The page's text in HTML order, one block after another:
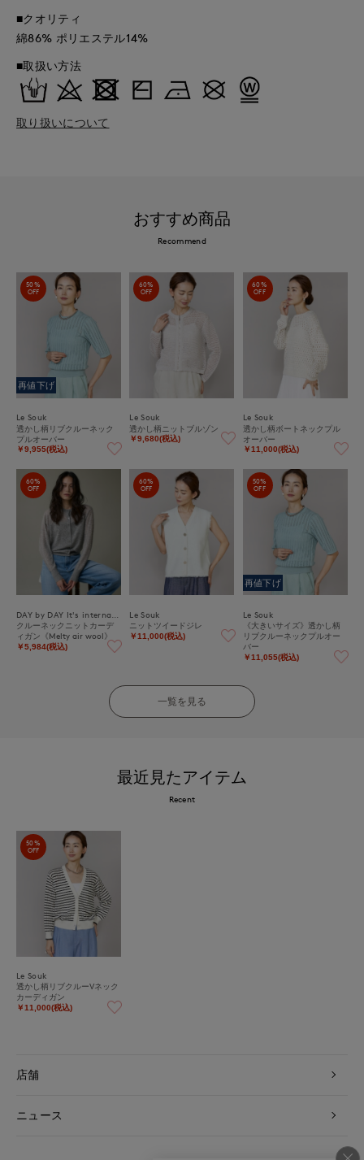
■クオリティ
綿86% ポリエステル14%
■取扱い方法
取り扱いについて
おすすめ商品
Recommend
50%
OFF
再値下げ
Le Souk
透かし柄リブクルーネック
プルオーバー
￥9,955(税込)
60%
OFF
Le Souk
透かし柄ニットブルゾン
￥9,680(税込)
60%
OFF
Le Souk
透かし柄ボートネックプル
オーバー
￥11,000(税込)
60%
OFF
クルーネックニットカーデ
ィガン《Melty air wool》
￥5,984(税込)
60%
OFF
Le Souk
ニットツイードジレ
￥11,000(税込)
50%
OFF
再値下げ
Le Souk
《大きいサイズ》透かし柄
リブクルーネックプルオー
バー
￥11,055(税込)
一覧を見る
最近見たアイテム
Recent
50%
OFF
Le Souk
透かし柄リブクルーVネック
カーディガン
￥11,000(税込)
店舗
ニュース